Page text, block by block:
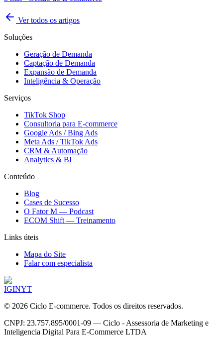
Ver todos os artigos
Soluções
Geração de Demanda
Captação de Demanda
Expansão de Demanda
Inteligência & Operação
Serviços
TikTok Shop
Consultoria para E-commerce
Google Ads / Bing Ads
Meta Ads / TikTok Ads
CRM & Automação
Analytics & BI
Conteúdo
Blog
Cases de Sucesso
O Fator M — Podcast
ECOM Shift — Treinamento
Links úteis
Mapa do Site
Falar com especialista
IGINYT
© 2026 Ciclo E-commerce. Todos os direitos reservados.
CNPJ: 23.757.895/0001-09 — Ciclo - Assessoria de Marketing e
Inteligencia Digital Para E-Commerce LTDA